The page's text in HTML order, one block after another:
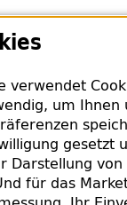
Die
Textes.
mit
verwendet
um
gesetzt
Darstellung
für das